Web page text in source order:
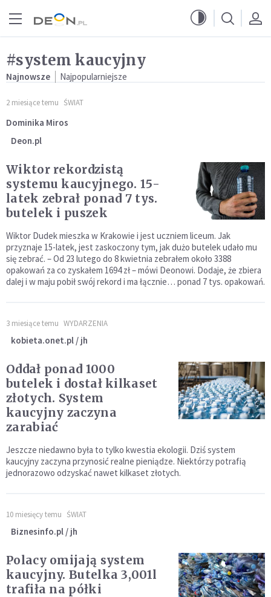
#system kaucyjny
Najnowsze Najpopularniejsze
2 miesiące temu ŚWIAT
Dominika Miros
Deon.pl
Wiktor rekordzistą
systemu kaucyjnego. 15-
latek zebrał ponad 7 tys.
butelek i puszek
Wiktor Dudek mieszka w Krakowie i jest uczniem liceum. Jak
przyznaje 15-latek, jest zaskoczony tym, jak dużo butelek udało mu
się zebrać. – Od 23 lutego do 8 kwietnia zebrałem około 3388
opakowań za co zyskałem 1694 zł – mówi Deonowi. Dodaje, że zbiera
dalej i w maju pobił swój rekord i ma łącznie… ponad 7 tys. opakowań.
3 miesiące temu WYDARZENIA
kobieta.onet.pl / jh
Oddał ponad 1000
butelek i dostał kilkaset
złotych. System
kaucyjny zaczyna
zarabiać
Jeszcze niedawno była to tylko kwestia ekologii. Dziś system
kaucyjny zaczyna przynosić realne pieniądze. Niektórzy potrafią
jednorazowo odzyskać nawet kilkaset złotych.
10 miesięcy temu ŚWIAT
Biznesinfo.pl / jh
Polacy omijają system
kaucyjny. Butelka 3,001l
trafiła na półki